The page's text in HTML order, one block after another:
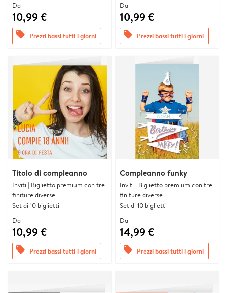
Da
10,99 €
offers Prezzi bassi tutti i giorni
Da
10,99 €
offers Prezzi bassi tutti i giorni
Titolo di compleanno
Inviti | Biglietto premium con tre
finiture diverse
Set di 10 biglietti
Da
10,99 €
offers Prezzi bassi tutti i giorni
Compleanno funky
Inviti | Biglietto premium con tre
finiture diverse
Set di 10 biglietti
Da
14,99 €
offers Prezzi bassi tutti i giorni